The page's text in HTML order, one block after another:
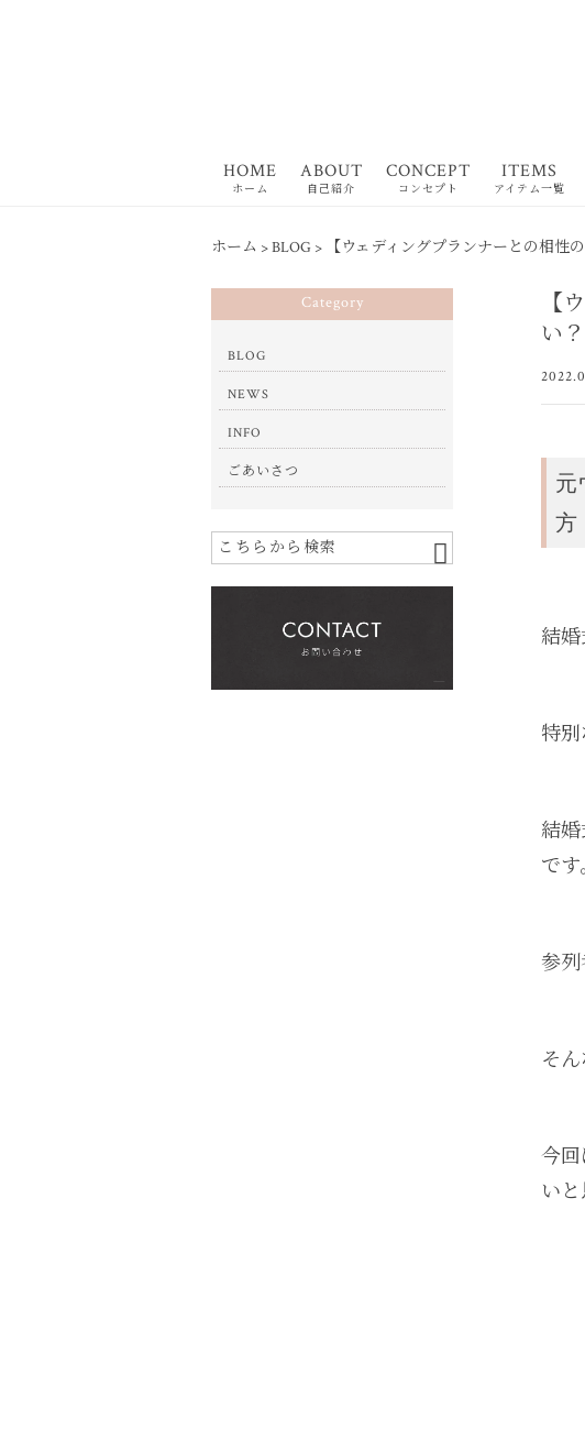
HOME
ホーム
ABOUT
自己紹介
CONCEPT
コンセプト
ITEMS
アイテム一覧
ホーム >BLOG > 【ウェディングプランナーとの相
【
い
元
方
結婚
特
結
です
参
そ
今
いと
Category
BLOG
NEWS
INFO
ごあいさつ